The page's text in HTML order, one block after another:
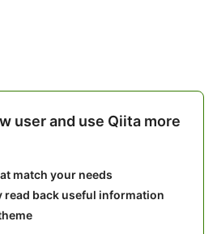
user and use Qiita more
match your needs
read back useful information